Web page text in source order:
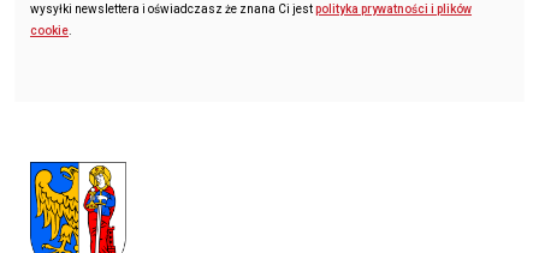
wysyłki newslettera i oświadczasz że znana Ci jestpolityka prywatności i plików
cookie